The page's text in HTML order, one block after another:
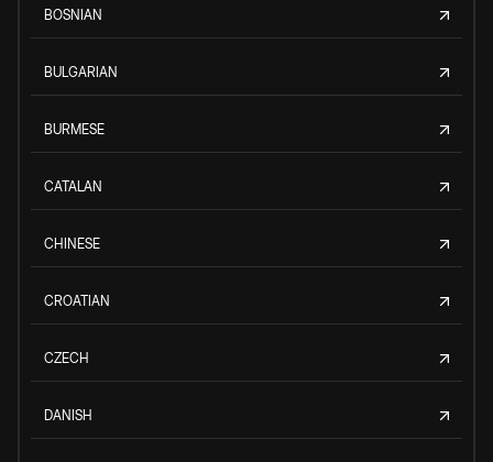
BOSNIAN
BULGARIAN
BURMESE
CATALAN
CHINESE
CROATIAN
CZECH
DANISH